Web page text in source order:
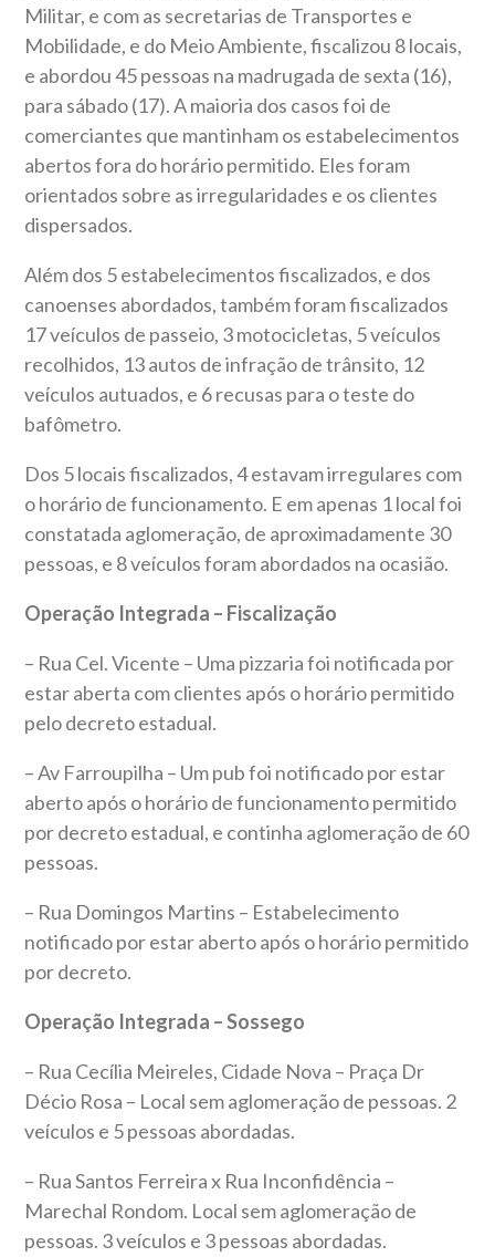
Militar, e com as secretarias de Transportes e
Mobilidade, e do Meio Ambiente, fiscalizou 8 locais,
e abordou 45 pessoas na madrugada de sexta (16),
para sábado (17). A maioria dos casos foi de
comerciantes que mantinham os estabelecimentos
abertos fora do horário permitido. Eles foram
orientados sobre as irregularidades e os clientes
dispersados.
Além dos 5 estabelecimentos fiscalizados, e dos
canoenses abordados, também foram fiscalizados
17 veículos de passeio, 3 motocicletas, 5 veículos
recolhidos, 13 autos de infração de trânsito, 12
veículos autuados, e 6 recusas para o teste do
bafômetro.
Dos 5 locais fiscalizados, 4 estavam irregulares com
o horário de funcionamento. E em apenas 1 local foi
constatada aglomeração, de aproximadamente 30
pessoas, e 8 veículos foram abordados na ocasião.
Operação Integrada – Fiscalização
– Rua Cel. Vicente – Uma pizzaria foi notificada por
estar aberta com clientes após o horário permitido
pelo decreto estadual.
– Av Farroupilha – Um pub foi notificado por estar
aberto após o horário de funcionamento permitido
por decreto estadual, e continha aglomeração de 60
pessoas.
– Rua Domingos Martins – Estabelecimento
notificado por estar aberto após o horário permitido
por decreto.
Operação Integrada – Sossego
– Rua Cecília Meireles, Cidade Nova – Praça Dr
Décio Rosa – Local sem aglomeração de pessoas. 2
veículos e 5 pessoas abordadas.
– Rua Santos Ferreira x Rua Inconfidência –
Marechal Rondom. Local sem aglomeração de
pessoas. 3 veículos e 3 pessoas abordadas.